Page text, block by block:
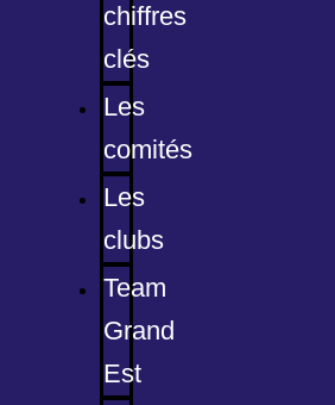
chiffres
clés
Les
comités
Les
clubs
Team
Grand
Est